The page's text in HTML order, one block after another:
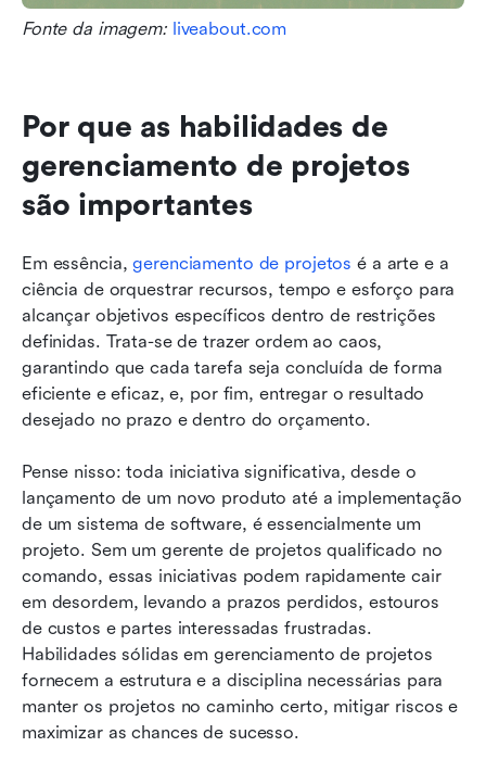
Fonte da imagem: liveabout.com
Por que as habilidades de
gerenciamento de projetos
são importantes
Em essência, gerenciamento de projetos é a arte e a
ciência de orquestrar recursos, tempo e esforço para
alcançar objetivos específicos dentro de restrições
definidas. Trata-se de trazer ordem ao caos,
garantindo que cada tarefa seja concluída de forma
eficiente e eficaz, e, por fim, entregar o resultado
desejado no prazo e dentro do orçamento.
Pense nisso: toda iniciativa significativa, desde o
lançamento de um novo produto até a implementação
de um sistema de software, é essencialmente um
projeto. Sem um gerente de projetos qualificado no
comando, essas iniciativas podem rapidamente cair
em desordem, levando a prazos perdidos, estouros
de custos e partes interessadas frustradas.
Habilidades sólidas em gerenciamento de projetos
fornecem a estrutura e a disciplina necessárias para
manter os projetos no caminho certo, mitigar riscos e
maximizar as chances de sucesso.